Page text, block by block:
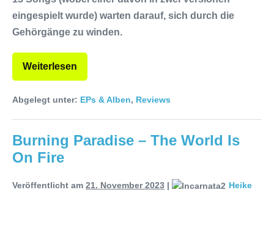
eingespielt wurde) warten darauf, sich durch die
Gehörgänge zu winden.
Weiterlesen
Abgelegt unter: EPs & Alben, Reviews
Burning Paradise – The World Is
On Fire
Veröffentlicht am 21. November 2023 | Heike